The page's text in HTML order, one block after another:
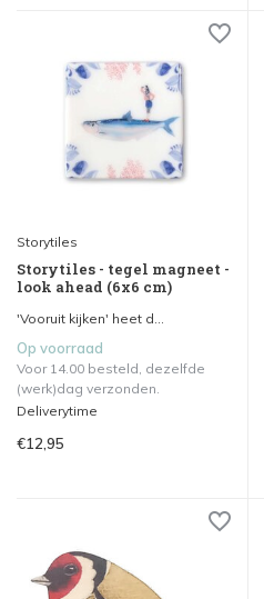
Storytiles
Storytiles - tegel magneet -
look ahead (6x6 cm)
'Vooruit kijken' heet d...
Op voorraad
Voor 14.00 besteld, dezelfde
(werk)dag verzonden.
Deliverytime
€12,95